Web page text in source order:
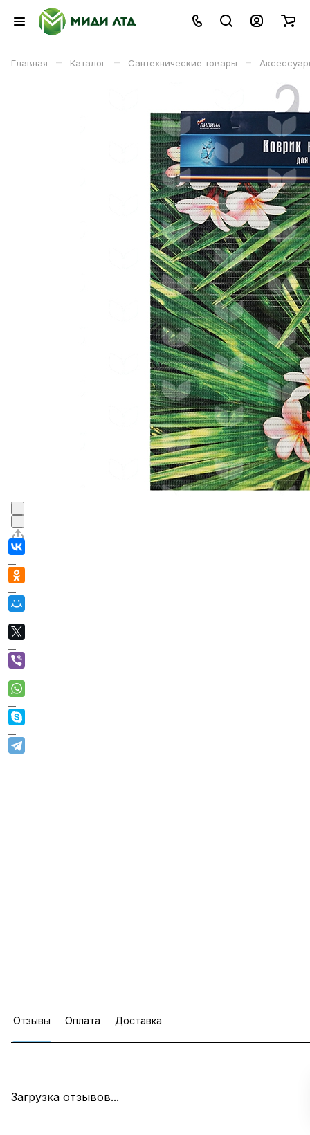
Главная – Каталог – Сантехнические товары –
Отзывы Оплата Доставка
Загрузка отзывов...